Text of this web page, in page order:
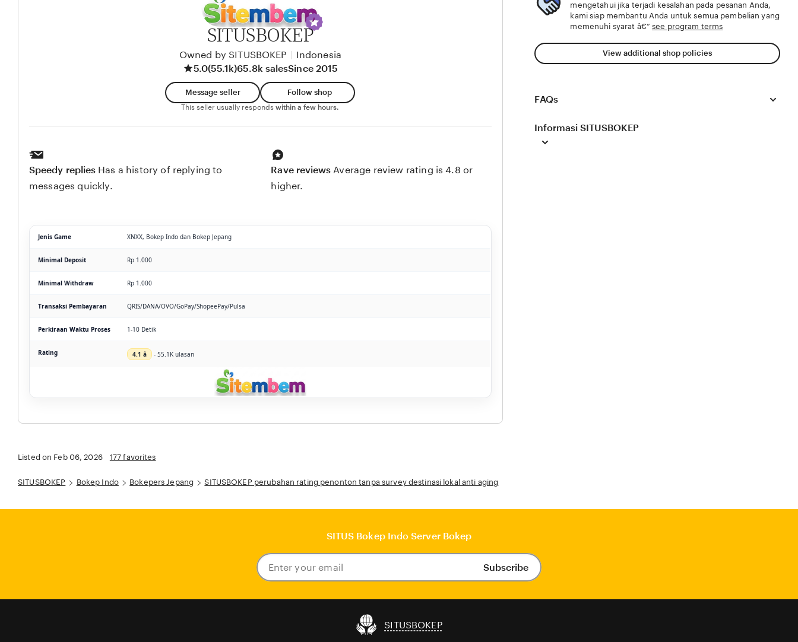
mengetahui jika terjadi kesalahan pada pesanan Anda,
kami siap membantu Anda untuk semua pembelian yang
memenuhi syarat â€”see program terms
View additional shop policies
FAQs
Informasi SITUSBOKEP
SITUSBOKEP
Owned by SITUSBOKEP
Indonesia
5.0(55.1k)65.8k salesSince 2015
Message seller Follow shop
This seller usually respondswithin a few hours.
Speedy replies Has a history of replying to
messages quickly.
Rave reviews Average review rating is 4.8 or
higher.
Jenis Game XNXX, Bokep Indo dan Bokep Jepang
Minimal Deposit Rp 1.000
Minimal Withdraw Rp 1.000
Transaksi Pembayaran QRIS/DANA/OVO/GoPay/ShopeePay/Pulsa
Perkiraan Waktu Proses 1-10 Detik
Rating 4.1 â­ - 55.1K ulasan
Listed on Feb 06, 2026 177 favorites
SITUSBOKEP Bokep Indo Bokepers Jepang SITUSBOKEP perubahan rating penonton tanpa survey destinasi lokal anti aging
SITUS Bokep Indo Server Bokep
Enter
your
Subscribe
SITUSBOKEP